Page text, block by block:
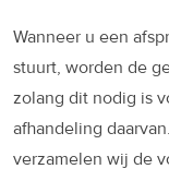
Wanneer u een
stuurt, worden de
zolang dit nodig is
afhandeling
verzamelen wij de